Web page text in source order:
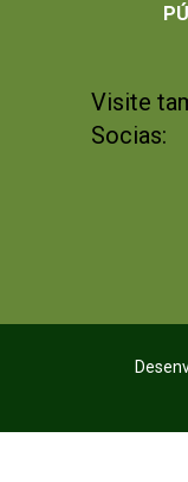
Visite
Socias: